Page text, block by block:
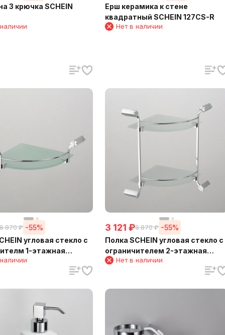
3 крючка SCHEIN
Ерш керамика к стене
квадратный SCHEIN 127CS-R
Нет в наличии
870 ₽ -55%
угловая стекло с
этажная
3 121 ₽6 870 ₽ -55%
Полка SCHEIN угловая стекло с
ограничителем 2-этажная
(NL1212B)
Нет в наличии